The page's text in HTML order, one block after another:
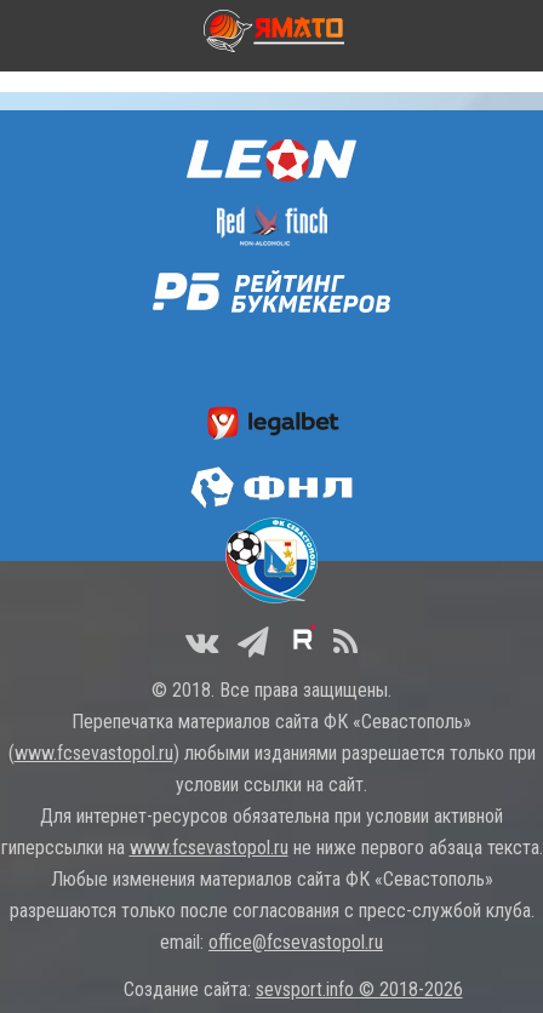
© 2018. Все права защищены.
Перепечатка материалов сайта ФК «Севастополь»
(www.fcsevastopol.ru) любыми изданиями разрешается только при
условии ссылки на сайт.
Для интернет-ресурсов обязательна при условии активной
гиперссылки на www.fcsevastopol.ru не ниже первого абзаца текста.
Любые изменения материалов сайта ФК «Севастополь»
разрешаются только после согласования с пресс-службой клуба.
email: office@fcsevastopol.ru
Создание сайта: sevsport.info © 2018-2026